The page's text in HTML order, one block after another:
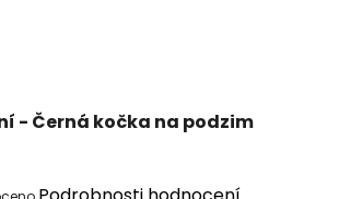
- Černá kočka na podzim